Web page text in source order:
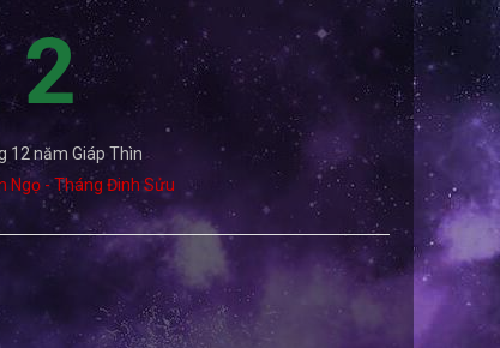
2
12 năm Giáp Thìn
Ngọ - Tháng Đinh Sửu